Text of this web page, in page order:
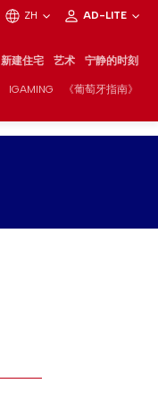
ZH AD-LITE
新建住宅 艺术 宁静的时刻
IGAMING 《葡萄牙指南》